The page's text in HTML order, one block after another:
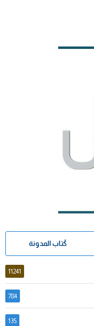
كُتاب المدونة
11241
784
135